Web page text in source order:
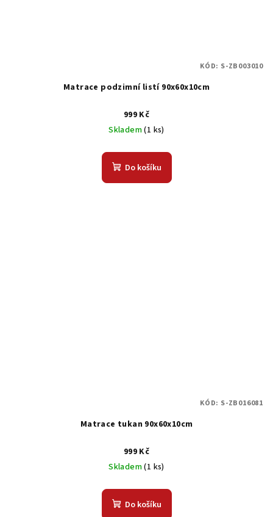
Matrace podzimní listí 90x60x10cm
999 Kč
Skladem(1 ks)
Do košíku
KÓD: S-ZB003010
Matrace tukan 90x60x10cm
999 Kč
Skladem(1 ks)
Do košíku
KÓD: S-ZB016081